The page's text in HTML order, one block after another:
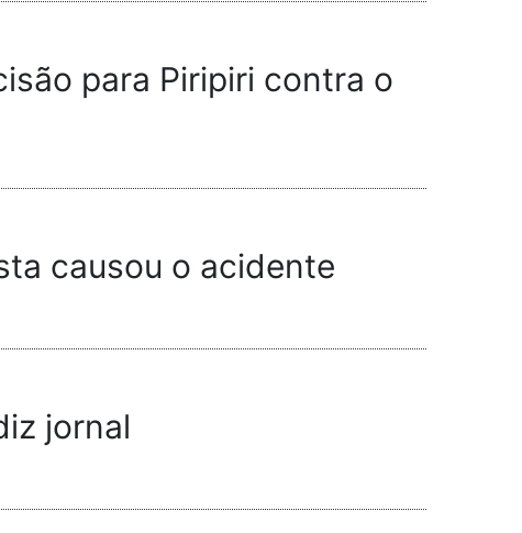
para Piripiri contra o
causou o acidente
jornal